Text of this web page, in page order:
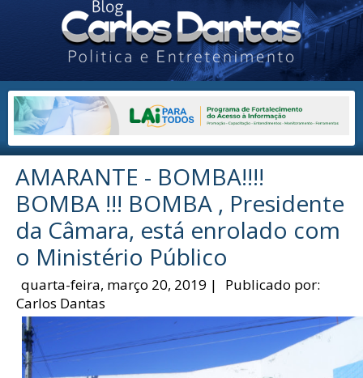
AMARANTE - BOMBA!!!!
BOMBA !!! BOMBA , Presidente
da Câmara, está enrolado com
o Ministério Público
quarta-feira, março 20, 2019 |
Publicado por:
Carlos Dantas